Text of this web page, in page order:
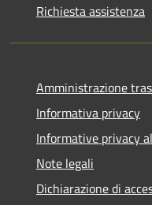
Richiesta assistenza
Amministrazione
Informativa privacy
Informative privacy
Note legali
Dichiarazione di